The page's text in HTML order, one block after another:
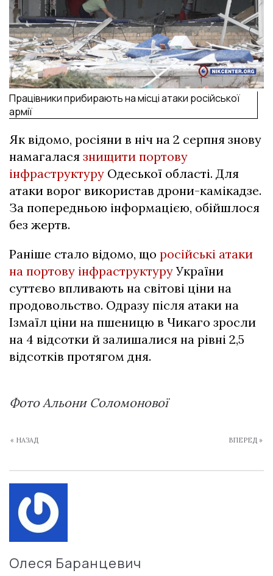
Працівники прибирають на місці атаки російської
армії
Як відомо, росіяни в ніч на 2 серпня знову
намагалася знищити портову
інфраструктуру Одеської області. Для
атаки ворог використав дрони-камікадзе.
За попередньою інформацією, обійшлося
без жертв.
Раніше стало відомо, що російські атаки
на портову інфраструктуруУкраїни
суттєво впливають на світові ціни на
продовольство. Одразу після атаки на
Ізмаїл ціни на пшеницю в Чикаго зросли
на 4 відсотки й залишалися на рівні 2,5
відсотків протягом дня.
Фото Альони Соломонової
« НАЗАД ВПЕРЕД »
Олеся Баранцевич